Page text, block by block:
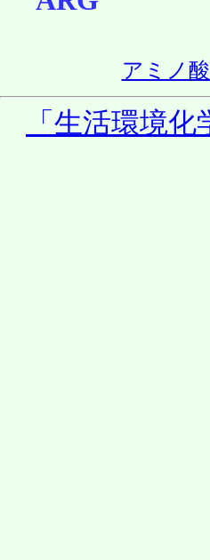
アミノ
「生活環境